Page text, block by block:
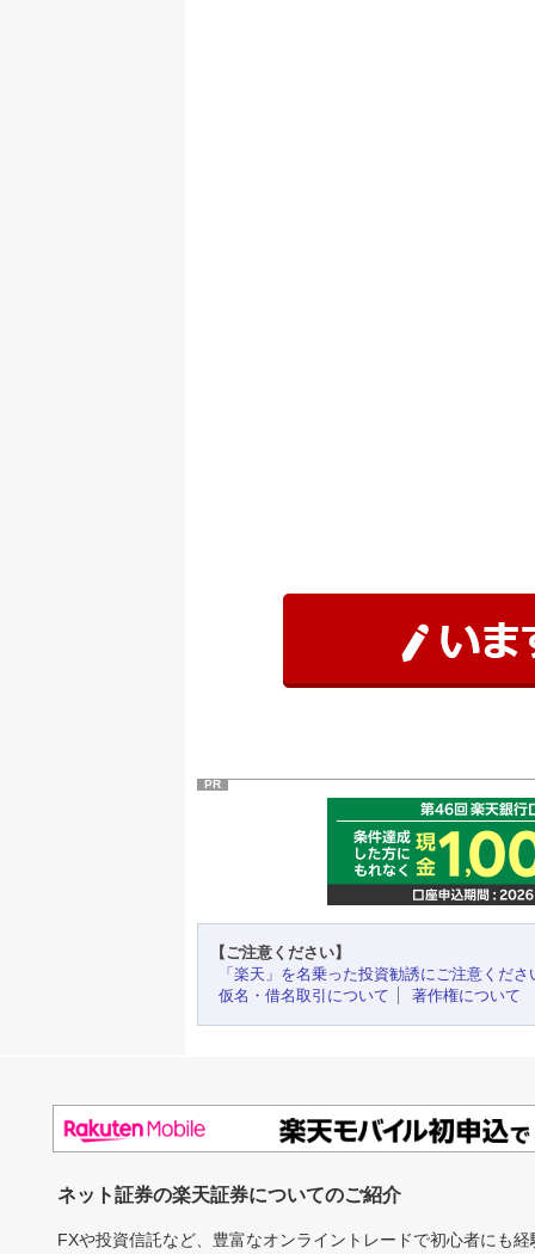
PR
【ご注意ください】
「楽天」を名乗った投資勧誘にご注意くださ
仮名・借名取引について
著作権について
ネット証券の楽天証券についてのご紹介
FXや投資信託など、豊富なオンライントレードで初心者にも